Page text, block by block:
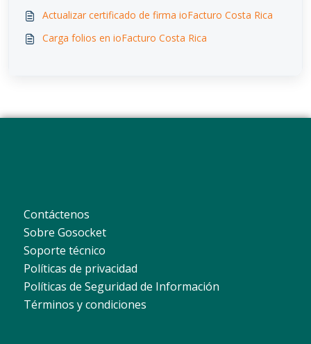
Actualizar certificado de firma ioFacturo Costa Rica
Carga folios en ioFacturo Costa Rica
Contáctenos
Sobre Gosocket
Soporte técnico
Políticas de privacidad
Políticas de Seguridad de Información
Términos y condiciones